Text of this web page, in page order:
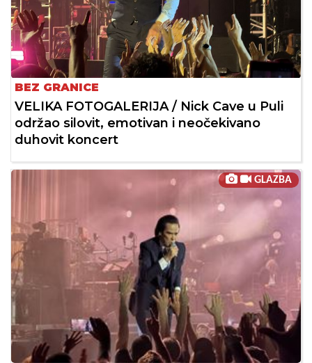
BEZ GRANICE
VELIKA FOTOGALERIJA / Nick Cave u Puli
održao silovit, emotivan i neočekivano
duhovit koncert
GLAZBA